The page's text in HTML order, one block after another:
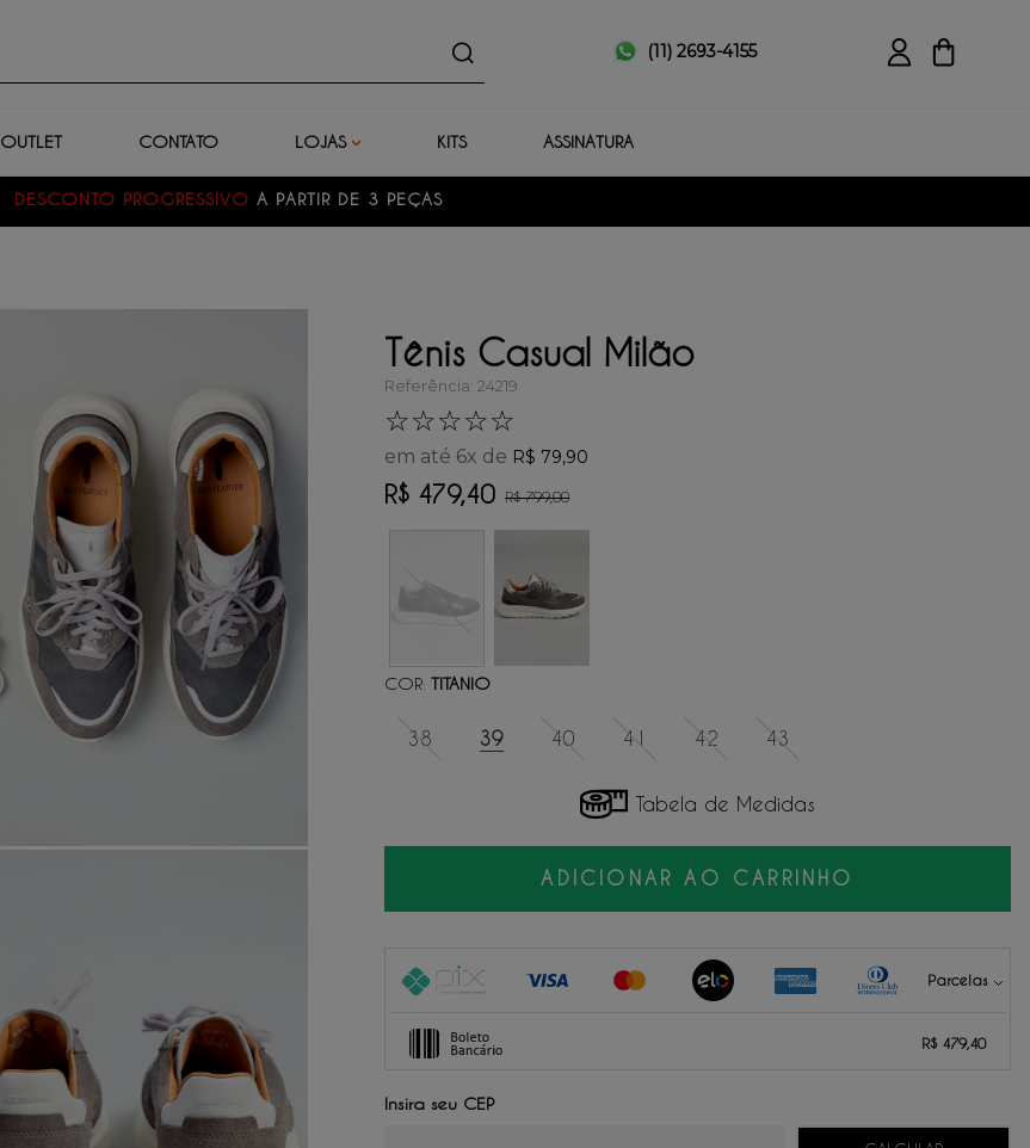
(11) 2693-4155
OUTLET CONTATO LOJAS KITS ASSINATURA
DESCONTO PROGRESSIVO A PARTIR DE 3 PEÇAS
Tênis Casual Milão
Referência:24219
☆☆☆☆☆
em até 6x de R$ 79,90
R$ 479,40 R$ 799,00
COR: TITANIO
38 39 40 41 42 43
Tabela de Medidas
ADICIONAR AO CARRINHO
Parcelas
1 de R$ 479,40
3x de R$ 159,80
R$ 479,40